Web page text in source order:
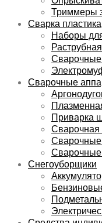
Триммеры
Сварка пластика
Наборы
Сварочные
Сварочные
Приварка
Сварочная
Сварочные
Снегоуборщики